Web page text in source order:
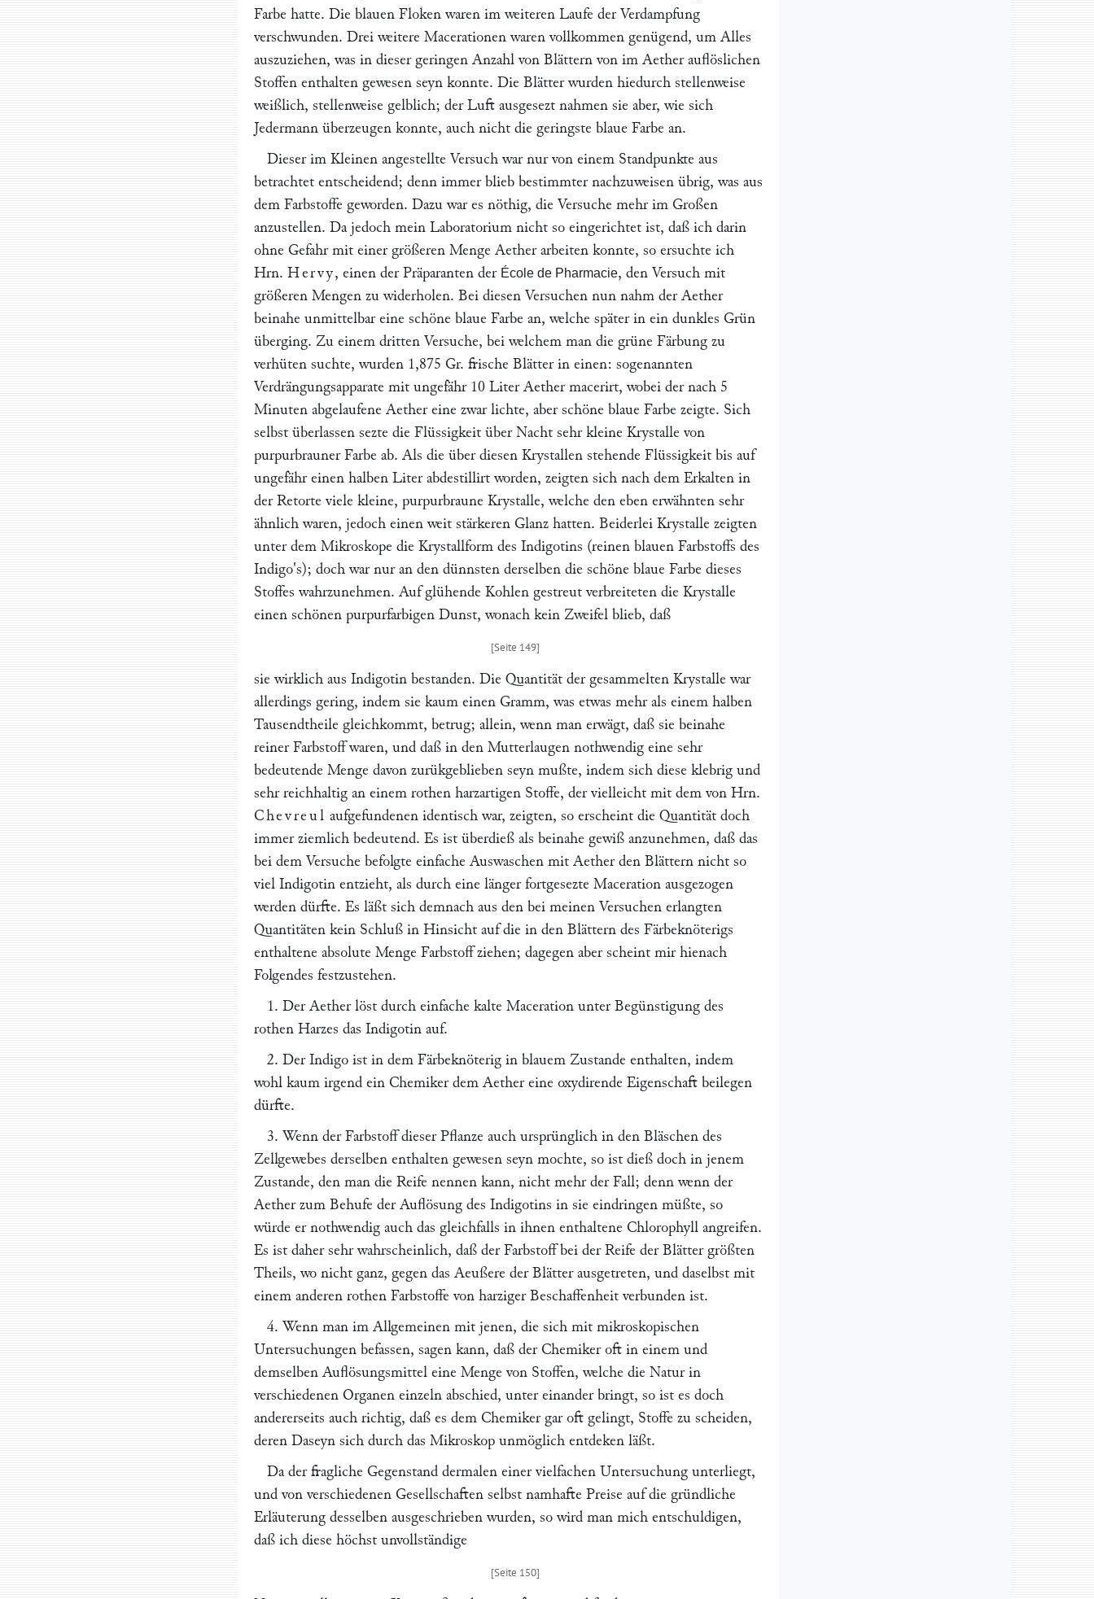
Farbe hatte. Die blauen Floken waren im weiteren Laufe der Verdampfung
verschwunden. Drei weitere Macerationen waren vollkommen genügend, um Alles
auszuziehen, was in dieser geringen Anzahl von Blättern von im Aether auflöslichen
Stoffen enthalten gewesen seyn konnte. Die Blätter wurden hiedurch stellenweise
weißlich, stellenweise gelblich; der Luft ausgesezt nahmen sie aber, wie sich
Jedermann überzeugen konnte, auch nicht die geringste blaue Farbe an.
Dieser im Kleinen angestellte Versuch war nur von einem Standpunkte aus
betrachtet entscheidend; denn immer blieb bestimmter nachzuweisen übrig, was aus
dem Farbstoffe geworden. Dazu war es nöthig, die Versuche mehr im Großen
anzustellen. Da jedoch mein Laboratorium nicht so eingerichtet ist, daß ich darin
ohne Gefahr mit einer größeren Menge Aether arbeiten konnte, so ersuchte ich
Hrn. Hervy, einen der Präparanten der École de Pharmacie, den Versuch mit
größeren Mengen zu widerholen. Bei diesen Versuchen nun nahm der Aether
beinahe unmittelbar eine schöne blaue Farbe an, welche später in ein dunkles Grün
überging. Zu einem dritten Versuche, bei welchem man die grüne Färbung zu
verhüten suchte, wurden 1,875 Gr. frische Blätter in einen: sogenannten
Verdrängungsapparate mit ungefähr 10 Liter Aether macerirt, wobei der nach 5
Minuten abgelaufene Aether eine zwar lichte, aber schöne blaue Farbe zeigte. Sich
selbst überlassen sezte die Flüssigkeit über Nacht sehr kleine Krystalle von
purpurbrauner Farbe ab. Als die über diesen Krystallen stehende Flüssigkeit bis auf
ungefähr einen halben Liter abdestillirt worden, zeigten sich nach dem Erkalten in
der Retorte viele kleine, purpurbraune Krystalle, welche den eben erwähnten sehr
ähnlich waren, jedoch einen weit stärkeren Glanz hatten. Beiderlei Krystalle zeigten
unter dem Mikroskope die Krystallform des Indigotins (reinen blauen Farbstoffs des
Indigo's); doch war nur an den dünnsten derselben die schöne blaue Farbe dieses
Stoffes wahrzunehmen. Auf glühende Kohlen gestreut verbreiteten die Krystalle
einen schönen purpurfarbigen Dunst, wonach kein Zweifel blieb, daß
sie wirklich aus Indigotin bestanden. Die Quantität der gesammelten Krystalle war
allerdings gering, indem sie kaum einen Gramm, was etwas mehr als einem halben
Tausendtheile gleichkommt, betrug; allein, wenn man erwägt, daß sie beinahe
reiner Farbstoff waren, und daß in den Mutterlaugen nothwendig eine sehr
bedeutende Menge davon zurükgeblieben seyn mußte, indem sich diese klebrig und
sehr reichhaltig an einem rothen harzartigen Stoffe, der vielleicht mit dem von Hrn.
Chevreul aufgefundenen identisch war, zeigten, so erscheint die Quantität doch
immer ziemlich bedeutend. Es ist überdieß als beinahe gewiß anzunehmen, daß das
bei dem Versuche befolgte einfache Auswaschen mit Aether den Blättern nicht so
viel Indigotin entzieht, als durch eine länger fortgesezte Maceration ausgezogen
werden dürfte. Es läßt sich demnach aus den bei meinen Versuchen erlangten
Quantitäten kein Schluß in Hinsicht auf die in den Blättern des Färbeknöterigs
enthaltene absolute Menge Farbstoff ziehen; dagegen aber scheint mir hienach
Folgendes festzustehen.
1. Der Aether löst durch einfache kalte Maceration unter Begünstigung des
rothen Harzes das Indigotin auf.
2. Der Indigo ist in dem Färbeknöterig in blauem Zustande enthalten, indem
wohl kaum irgend ein Chemiker dem Aether eine oxydirende Eigenschaft beilegen
dürfte.
3. Wenn der Farbstoff dieser Pflanze auch ursprünglich in den Bläschen des
Zellgewebes derselben enthalten gewesen seyn mochte, so ist dieß doch in jenem
Zustande, den man die Reife nennen kann, nicht mehr der Fall; denn wenn der
Aether zum Behufe der Auflösung des Indigotins in sie eindringen müßte, so
würde er nothwendig auch das gleichfalls in ihnen enthaltene Chlorophyll angreifen.
Es ist daher sehr wahrscheinlich, daß der Farbstoff bei der Reife der Blätter größten
Theils, wo nicht ganz, gegen das Aeußere der Blätter ausgetreten, und daselbst mit
einem anderen rothen Farbstoffe von harziger Beschaffenheit verbunden ist.
4. Wenn man im Allgemeinen mit jenen, die sich mit mikroskopischen
Untersuchungen befassen, sagen kann, daß der Chemiker oft in einem und
demselben Auflösungsmittel eine Menge von Stoffen, welche die Natur in
verschiedenen Organen einzeln abschied, unter einander bringt, so ist es doch
andererseits auch richtig, daß es dem Chemiker gar oft gelingt, Stoffe zu scheiden,
deren Daseyn sich durch das Mikroskop unmöglich entdeken läßt.
Da der fragliche Gegenstand dermalen einer vielfachen Untersuchung unterliegt,
und von verschiedenen Gesellschaften selbst namhafte Preise auf die gründliche
Erläuterung desselben ausgeschrieben wurden, so wird man mich entschuldigen,
daß ich diese höchst unvollständige